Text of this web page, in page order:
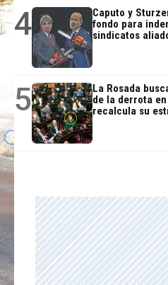
4
Caputo y
fondo para
sindicatos
5
La Rosada
de la derrota
recalcula su